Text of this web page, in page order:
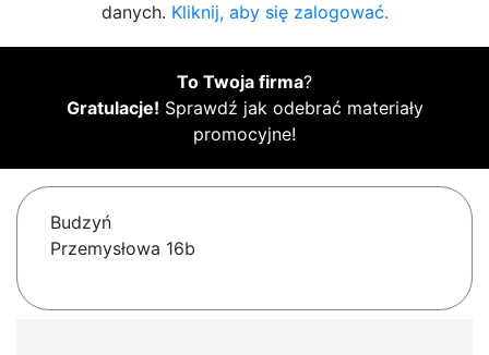
danych. Kliknij, aby się zalogować.
To Twoja firma?
Gratulacje! Sprawdź jak odebrać materiały
promocyjne!
Budzyń
Przemysłowa 16b